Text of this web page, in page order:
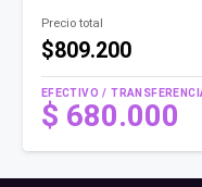
Precio total
$809.200
EFECTIVO /
$ 680.000